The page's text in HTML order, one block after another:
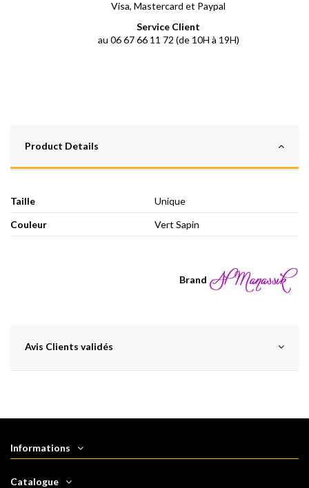
Visa, Mastercard et Paypal
Service Client
au 06 67 66 11 72 (de 10H à 19H)
Product Details
Taille
Unique
Couleur
Vert Sapin
Brand
Avis Clients validés
Informations
Catalogue